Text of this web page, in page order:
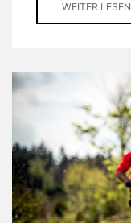
WEITER LESEN